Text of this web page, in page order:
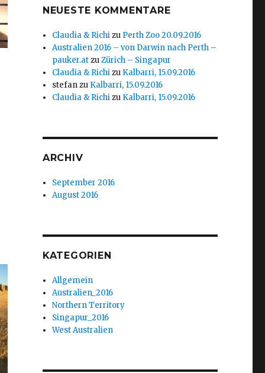
NEUESTE KOMMENTARE
Claudia & Richizu Perth Zoo 20.09.2016
Australien 2016 – von Darwin nach Perth –
pauker.atzuZürich – Singapur
Claudia & Richizu Kalbarri, 15.09.2016
stefanzu Kalbarri, 15.09.2016
Claudia & Richizu Kalbarri, 15.09.2016
ARCHIV
September 2016
August 2016
KATEGORIEN
Allgemein
Australien_2016
Northern Territory
Singapur_2016
West Australien